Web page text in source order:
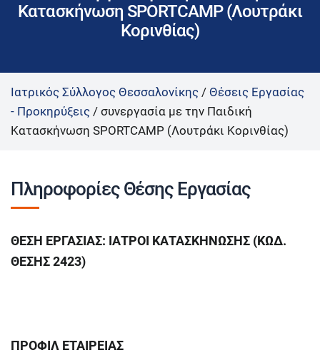
Κατασκήνωση SPORTCAMP (Λουτράκι
Κορινθίας)
Ιατρικός Σύλλογος Θεσσαλονίκης / Θέσεις Εργασίας
- Προκηρύξεις / συνεργασία με την Παιδική
Κατασκήνωση SPORTCAMP (Λουτράκι Κορινθίας)
Πληροφορίες Θέσης Εργασίας
ΘΕΣΗ ΕΡΓΑΣΙΑΣ: ΙΑΤΡΟΙ ΚΑΤΑΣΚΗΝΩΣΗΣ (ΚΩΔ.
ΘΕΣΗΣ 2423)
ΠΡΟΦΙΛ ΕΤΑΙΡΕΙΑΣ